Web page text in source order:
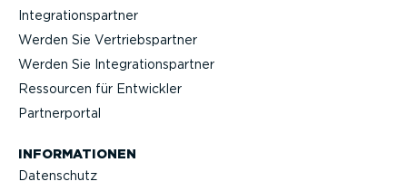
Integra­ti­ons­partner
Werden Sie Vertriebs­partner
Werden Sie Integra­ti­ons­partner
Ressourcen für Entwickler
Partner­portal
INFOR­MA­TIONEN
Datenschutz